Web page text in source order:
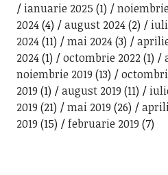
ianuarie 2025 (1)
2024(4) august 2024(2)
2024(11) mai 2024(3)
2024(1) octombrie 2022(1)
noiembrie 2019 (13)
2019 (1) august 2019 (11)
2019 (21) mai 2019 (26)
2019 (15) februarie 2019 (7)